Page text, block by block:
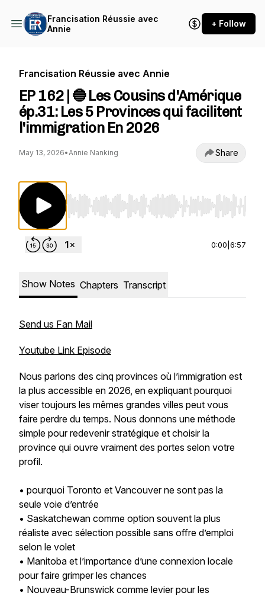
Francisation Réussie avec
Annie
+ Follow
Francisation Réussie avec Annie
EP 162 | 🔵 Les Cousins d'Amérique
ép.31: Les 5 Provinces qui facilitent
l'immigration En 2026
May 13, 2026•Annie Nanking Share
Use Left/Right to seek, Home/End to jump
0:00 6:57
Show Notes Chapters Transcript
Send us Fan Mail
Youtube Link Episode
Nous parlons des cinq provinces où l’immigration est
la plus accessible en 2026, en expliquant pourquoi
viser toujours les mêmes grandes villes peut vous
faire perdre du temps. Nous donnons une méthode
simple pour redevenir stratégique et choisir la
province qui ouvre vraiment des portes selon votre
profil.
• pourquoi Toronto et Vancouver ne sont pas la
seule voie d’entrée
• Saskatchewan comme option souvent la plus
réaliste avec sélection possible sans offre d’emploi
selon le volet
• Manitoba et l’importance d’une connexion locale
pour faire grimper les chances
• Nouveau-Brunswick comme levier pour les